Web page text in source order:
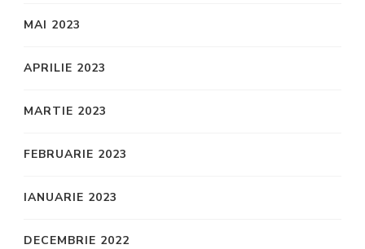
MAI 2023
APRILIE 2023
MARTIE 2023
FEBRUARIE 2023
IANUARIE 2023
DECEMBRIE 2022